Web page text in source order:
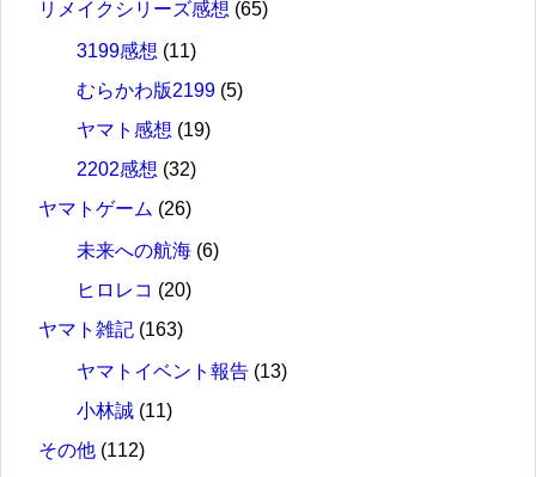
リメイクシリーズ感想 (65)
3199感想 (11)
むらかわ版2199 (5)
ヤマト感想 (19)
2202感想 (32)
ヤマトゲーム (26)
未来への航海 (6)
ヒロレコ (20)
ヤマト雑記 (163)
ヤマトイベント報告 (13)
小林誠 (11)
その他 (112)